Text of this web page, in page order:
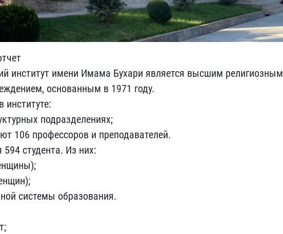
институт имени Имама Бухари является высшим религиозным
основанным в 1971 году.
институте:
подразделениях;
106 профессоров и преподавателей.
594 студента. Из них:
системы образования.